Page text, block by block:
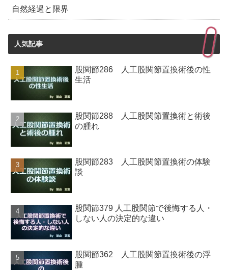
自然経過と限界
人気記事
股関節286 人工股関節置換術後の性
生活
股関節288 人工股関節置換術と術後
の腫れ
股関節283 人工股関節置換術の体験
談
股関節379 人工股関節で後悔する人・
しない人の決定的な違い
股関節362 人工股関節置換術後の浮
腫